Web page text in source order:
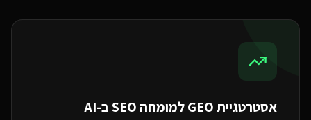
אסטרטגיית GEO ל מומחה SEO ב-AI